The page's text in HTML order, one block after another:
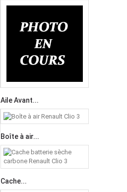
Aile Avant...
Boîte à air...
Cache...